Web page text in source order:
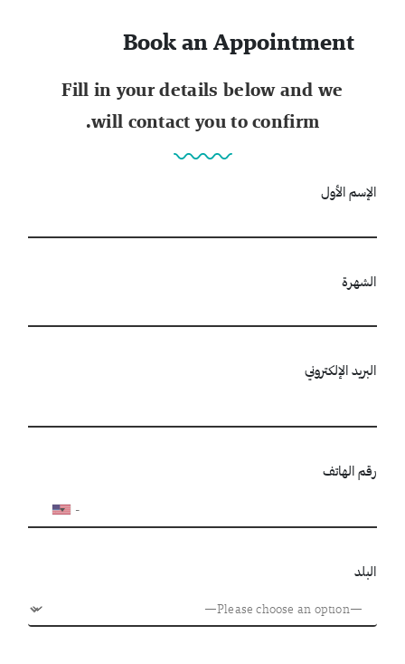
Book an Appointment
Fill in your details below and we
will contact you to confirm.
الإسم الأول
الشهرة
البريد الإلكتروني
رقم الهاتف
البلد